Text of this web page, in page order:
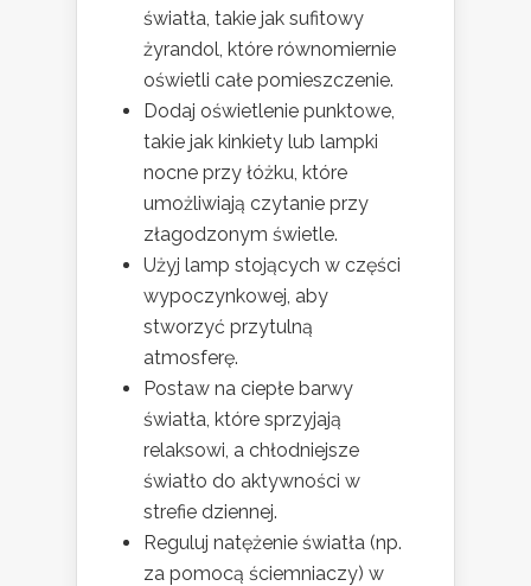
światła, takie jak sufitowy
żyrandol, które równomiernie
oświetli całe pomieszczenie.
Dodaj oświetlenie punktowe,
takie jak kinkiety lub lampki
nocne przy łóżku, które
umożliwiają czytanie przy
złagodzonym świetle.
Użyj lamp stojących w części
wypoczynkowej, aby
stworzyć przytulną
atmosferę.
Postaw na ciepłe barwy
światła, które sprzyjają
relaksowi, a chłodniejsze
światło do aktywności w
strefie dziennej.
Reguluj natężenie światła (np.
za pomocą ściemniaczy) w